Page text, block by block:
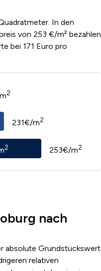
In den
von 253 €/m² bezahlen.
bei 171 Euro pro
2
231€/m2
2 253€/m2
nach
absolute Grundstückswert.
relativen